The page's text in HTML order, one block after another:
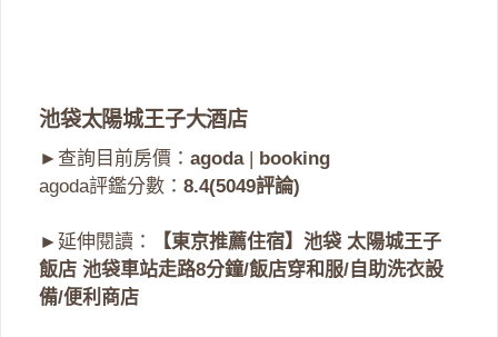
池袋太陽城王子大酒店
►查詢目前房價： agoda| booking
agoda評鑑分數： 8.4(5049評論)
►延伸閱讀：
【東京推薦住宿】池袋 太陽城王子
飯店 池袋車站走路8分鐘/飯店穿和服/自助洗衣設
備/便利商店